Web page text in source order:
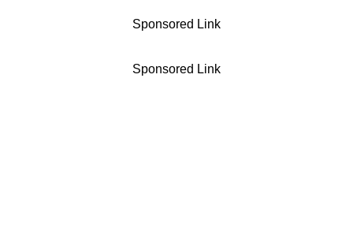
Sponsored Link
Sponsored Link